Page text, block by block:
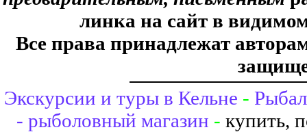
линка на сайт в
Все права принадлежат
Экскурсии и туры в Кельне -
- рыболовный магазин - купить,